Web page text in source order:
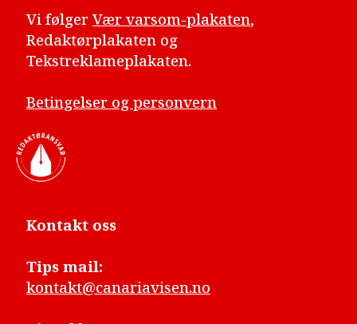
Vi følgerVær varsom-plakaten,
Redaktørplakaten og
Tekstreklameplakaten.
Betingelser og personvern
Kontakt oss
Tips mail:
kontakt@canariavisen.no